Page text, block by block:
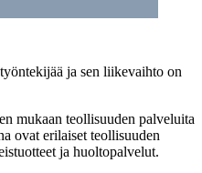
ja sen liikevaihto on
mukaan teollisuuden palveluita
ovat erilaiset teollisuuden
ja huoltopalvelut.